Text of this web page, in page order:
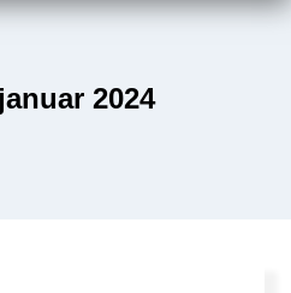
2024